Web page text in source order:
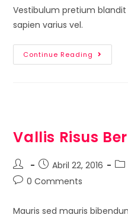
Vestibulum pretium
sapien varius vel.
Continue Reading
Vallis Risus
Abril 22, 2016
0 Comments
Mauris sed mauris